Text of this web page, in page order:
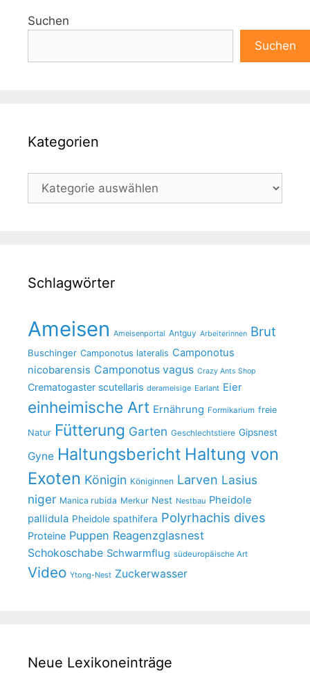
Suchen
Suchen
Kategorien
Kategorien
Schlagwörter
Ameisen Ameisenportal Antguy Arbeiterinnen Brut
Buschinger Camponotus lateralis Camponotus
nicobarensis Camponotus vagus Crazy Ants Shop
Crematogaster scutellaris derameisige Earlant Eier
einheimische Art Ernährung Formikarium freie
Natur Fütterung Garten Geschlechtstiere Gipsnest
Gyne Haltungsbericht Haltung von
Exoten Königin Königinnen Larven Lasius
niger Manica rubida Merkur Nest Nestbau Pheidole
pallidula Pheidole spathifera Polyrhachis dives
Proteine Puppen Reagenzglasnest
Schokoschabe Schwarmflug südeuropäische Art
Video Ytong-Nest Zuckerwasser
Neue Lexikoneinträge